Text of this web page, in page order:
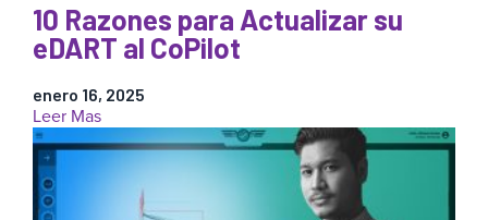
Estrategias
para
un
Futuro
más
Verde
10 Razones para Actualizar su
eDART al CoPilot
enero 16, 2025
Leer Mas:
10
Razones
para
Actualizar